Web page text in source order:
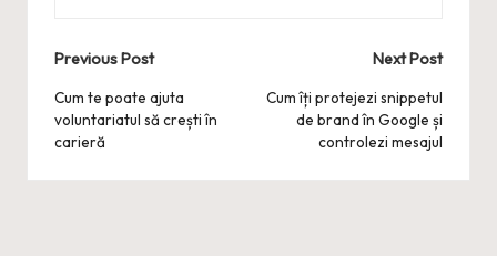
Post
navigation
Previous Post
Cum te poate ajuta
voluntariatul să crești în
carieră
Next Post
Cum îți protejezi snippetul
de brand în Google și
controlezi mesajul